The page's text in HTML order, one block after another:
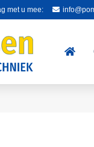
met u mee: